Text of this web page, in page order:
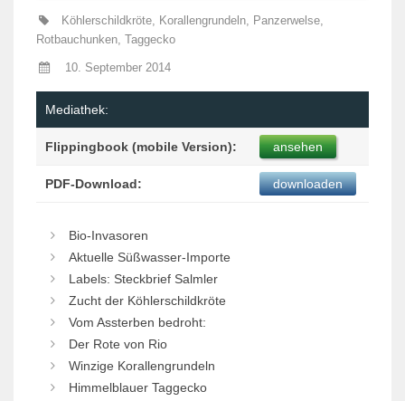
Köhlerschildkröte, Korallengrundeln, Panzerwelse,
Rotbauchunken, Taggecko
10. September 2014
Mediathek:
Flippingbook (mobile Version): ansehen
PDF-Download: downloaden
Bio-Invasoren
Aktuelle Süßwasser-Importe
Labels: Steckbrief Salmler
Zucht der Köhlerschildkröte
Vom Assterben bedroht:
Der Rote von Rio
Winzige Korallengrundeln
Himmelblauer Taggecko